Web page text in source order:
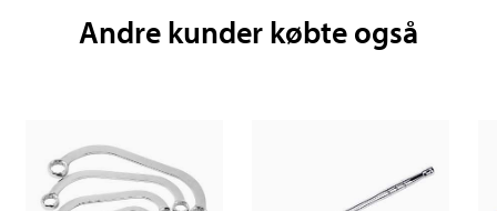
Andre kunder købte også